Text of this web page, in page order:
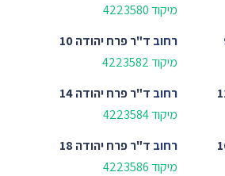
מיקוד 4223580
רחוב ד"ר פרח יהודה 10
מיקוד 4223582
רחוב ד"ר פרח יהודה 14
מיקוד 4223584
רחוב ד"ר פרח יהודה 18
מיקוד 4223586